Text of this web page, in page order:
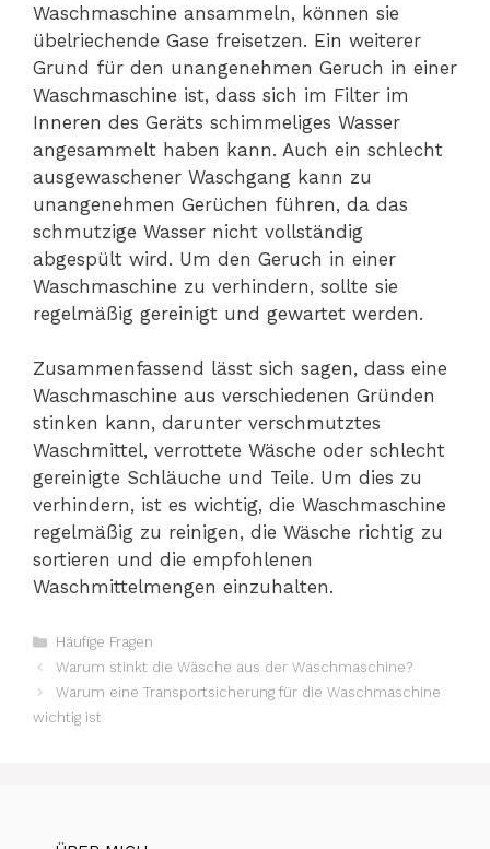
Waschmaschine ansammeln, können sie
übelriechende Gase freisetzen. Ein weiterer
Grund für den unangenehmen Geruch in einer
Waschmaschine ist, dass sich im Filter im
Inneren des Geräts schimmeliges Wasser
angesammelt haben kann. Auch ein schlecht
ausgewaschener Waschgang kann zu
unangenehmen Gerüchen führen, da das
schmutzige Wasser nicht vollständig
abgespült wird. Um den Geruch in einer
Waschmaschine zu verhindern, sollte sie
regelmäßig gereinigt und gewartet werden.
Zusammenfassend lässt sich sagen, dass eine
Waschmaschine aus verschiedenen Gründen
stinken kann, darunter verschmutztes
Waschmittel, verrottete Wäsche oder schlecht
gereinigte Schläuche und Teile. Um dies zu
verhindern, ist es wichtig, die Waschmaschine
regelmäßig zu reinigen, die Wäsche richtig zu
sortieren und die empfohlenen
Waschmittelmengen einzuhalten.
Kategorien
Häufige Fragen
Warum stinkt die Wäsche aus der Waschmaschine?
Warum eine Transportsicherung für die Waschmaschine
wichtig ist